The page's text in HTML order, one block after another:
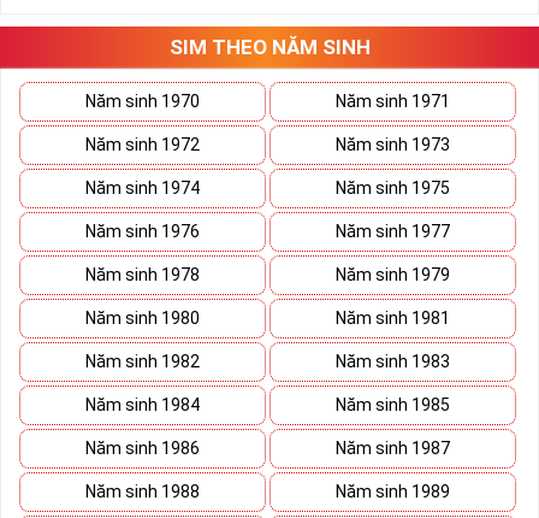
tứ 2 cùng xuất hiện trong một dãy số sim càng giúp cho ý nghĩa
sim tứ quýtăng lên gấp bội. Sở hữu sim Tứ Quý 2 giúp khích lệ tinh
thần người sở hữu là không sợ bất cứ điều gì mà hãy cứ làm thì
mọi điều tốt đẹp và may mắn ắt sẽ đến.
Lợi ích sim Tứ Quý 2 mang lại là gì?
SIM THEO NĂM SINH
Năm sinh 1970 Năm sinh 1971
Năm sinh 1972 Năm sinh 1973
Năm sinh 1974 Năm sinh 1975
Năm sinh 1976 Năm sinh 1977
Năm sinh 1978 Năm sinh 1979
Năm sinh 1980 Năm sinh 1981
Năm sinh 1982 Năm sinh 1983
Năm sinh 1984 Năm sinh 1985
Năm sinh 1986 Năm sinh 1987
Năm sinh 1988 Năm sinh 1989